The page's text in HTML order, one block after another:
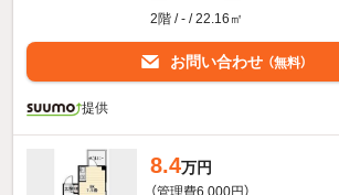
2階 / - / 22.16㎡
お問い合わせ （無料）
提供
8.4万円